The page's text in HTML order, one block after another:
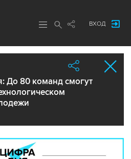
ВХОД
До 80 команд смогут